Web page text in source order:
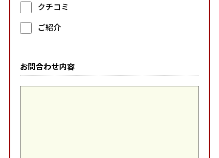
クチコミ
ご紹介
お問合わせ内容